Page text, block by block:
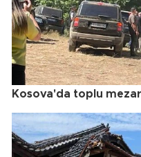
Kosova'da toplu